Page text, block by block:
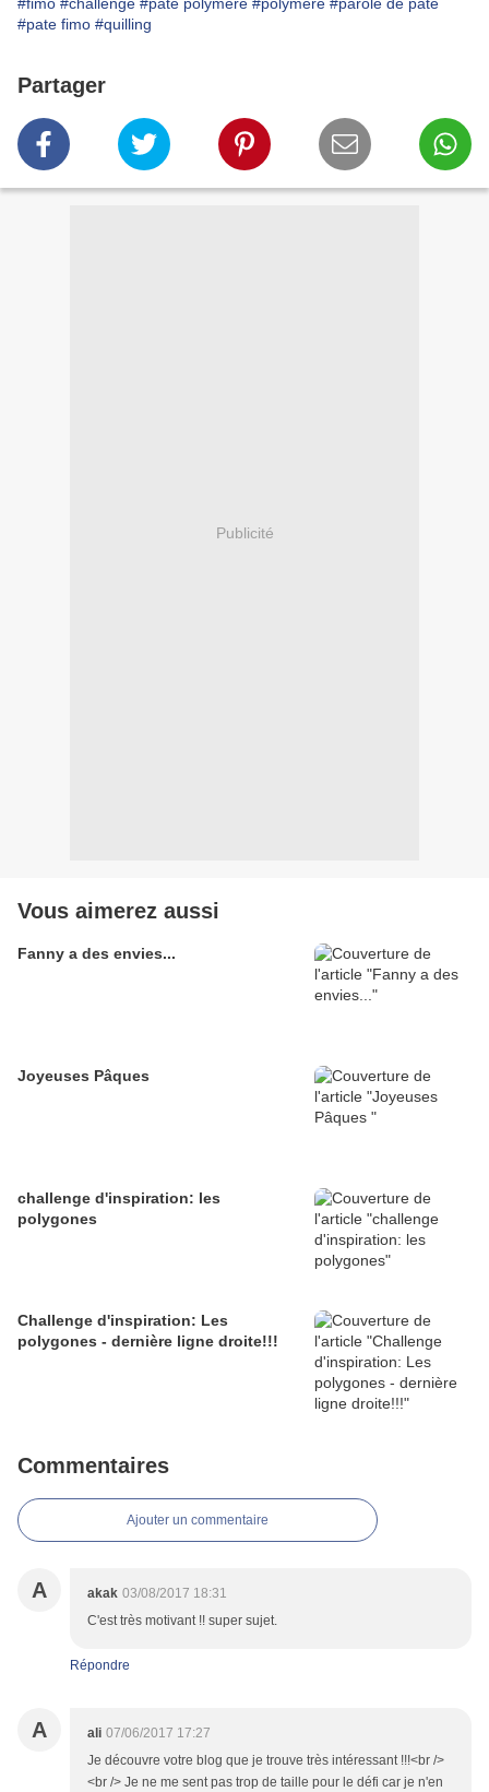
#pate fimo #quilling
Partager
Publicité
Vous aimerez aussi
Fanny a des envies...
Joyeuses Pâques
challenge d'inspiration: les
polygones
Challenge d'inspiration: Les
polygones - dernière ligne droite!!!
Commentaires
Ajouter un commentaire
A akak 03/08/2017 18:31
C'est très motivant !! super sujet.
Répondre
A ali 07/06/2017 17:27
Je découvre votre blog que je trouve très intéressant !!!<br />
<br /> Je ne me sent pas trop de taille pour le défi car je n'en